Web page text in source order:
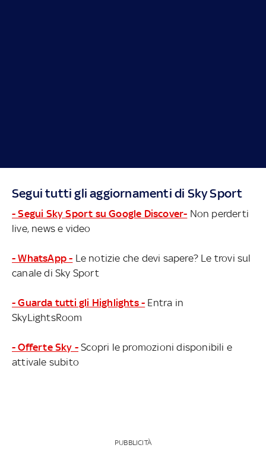
Segui tutti gli aggiornamenti di Sky Sport
- Segui Sky Sport su Google Discover- Non perderti
live, news e video
- WhatsApp - Le notizie che devi sapere? Le trovi sul
canale di Sky Sport
- Guarda tutti gli Highlights - Entra in
SkyLightsRoom
- Offerte Sky - Scopri le promozioni disponibili e
attivale subito
PUBBLICITÀ